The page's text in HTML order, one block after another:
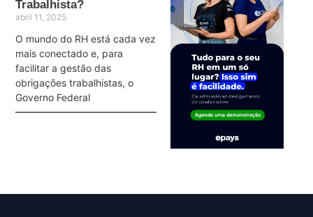
Trabalhista?
abril 11, 2025
O mundo do RH está cada vez
mais conectado e, para
facilitar a gestão das
obrigações trabalhistas, o
Governo Federal